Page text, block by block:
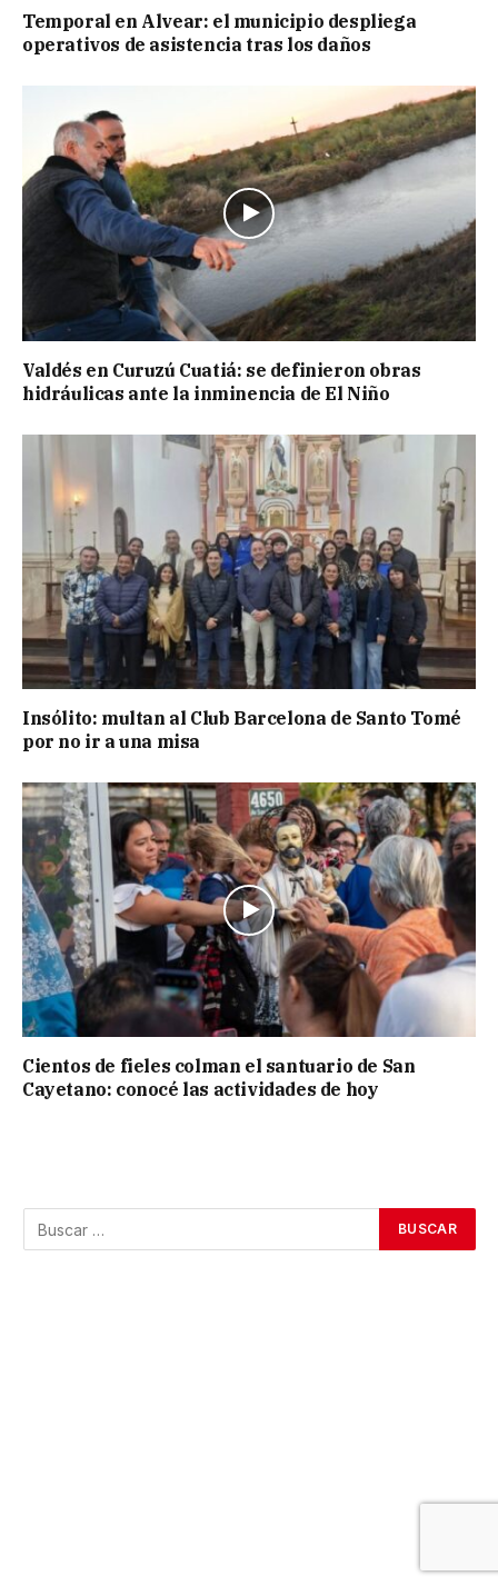
Temporal en Alvear: el municipio despliega
operativos de asistencia tras los daños
Valdés en Curuzú Cuatiá: se definieron obras
hidráulicas ante la inminencia de El Niño
Insólito: multan al Club Barcelona de Santo Tomé
por no ir a una misa
Cientos de fieles colman el santuario de San
Cayetano: conocé las actividades de hoy